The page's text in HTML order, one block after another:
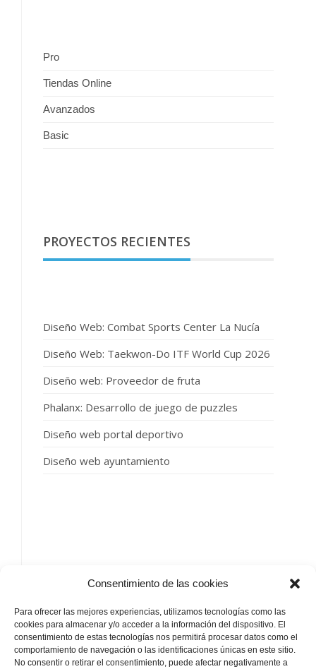
Consentimiento de las cookies
Para ofrecer las mejores experiencias, utilizamos tecnologías como las
cookies para almacenar y/o acceder a la información del dispositivo. El
consentimiento de estas tecnologías nos permitirá procesar datos como el
comportamiento de navegación o las identificaciones únicas en este sitio.
No consentir o retirar el consentimiento, puede afectar negativamente a
Pro
Tiendas Online
Avanzados
Basic
PROYECTOS RECIENTES
Diseño Web: Combat Sports Center La Nucía
Diseño Web: Taekwon-Do ITF World Cup 2026
Diseño web: Proveedor de fruta
Phalanx: Desarrollo de juego de puzzles
Diseño web portal deportivo
Diseño web ayuntamiento